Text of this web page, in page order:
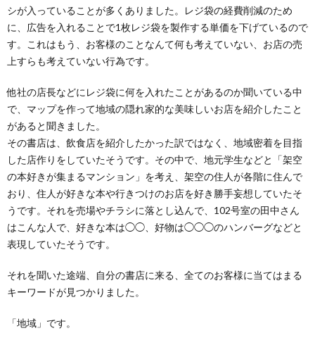
シが入っていることが多くありました。レジ袋の経費削減のため
に、広告を入れることで1枚レジ袋を製作する単価を下げているので
す。これはもう、お客様のことなんて何も考えていない、お店の売
上すらも考えていない行為です。
他社の店長などにレジ袋に何を入れたことがあるのか聞いている中
で、マップを作って地域の隠れ家的な美味しいお店を紹介したこと
があると聞きました。
その書店は、飲食店を紹介したかった訳ではなく、地域密着を目指
した店作りをしていたそうです。その中で、地元学生などと「架空
の本好きが集まるマンション」を考え、架空の住人が各階に住んで
おり、住人が好きな本や行きつけのお店を好き勝手妄想していたそ
うです。それを売場やチラシに落とし込んで、102号室の田中さん
はこんな人で、好きな本は◯◯、好物は◯◯◯のハンバーグなどと
表現していたそうです。
それを聞いた途端、自分の書店に来る、全てのお客様に当てはまる
キーワードが見つかりました。
「地域」です。